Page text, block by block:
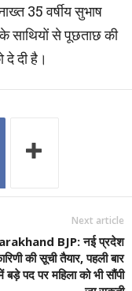
35 वर्षीय सुभाष
साथियों से पूछताछ की
दी है।
Next article
BJP: नई प्रदेश
की सूची तैयार, पहली बार
पद पर महिला को भी सौंपी